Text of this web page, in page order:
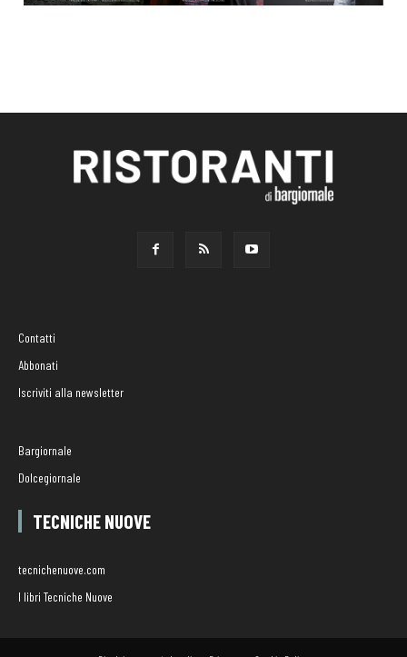
Contatti
Abbonati
Iscriviti alla newsletter
Bargiornale
Dolcegiornale
TECNICHE NUOVE
tecnichenuove.com
I libri Tecniche Nuove